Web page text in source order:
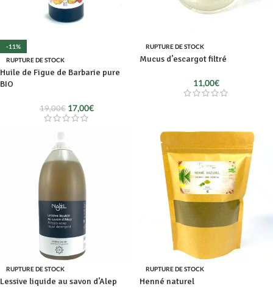
-11%
RUPTURE DE STOCK
Huile de Figue de Barbarie pure
BIO
19,00€ 17,00€
RUPTURE DE STOCK
Mucus d’escargot filtré
11,00€
RUPTURE DE STOCK
Lessive liquide au savon d’Alep
RUPTURE DE STOCK
Henné naturel